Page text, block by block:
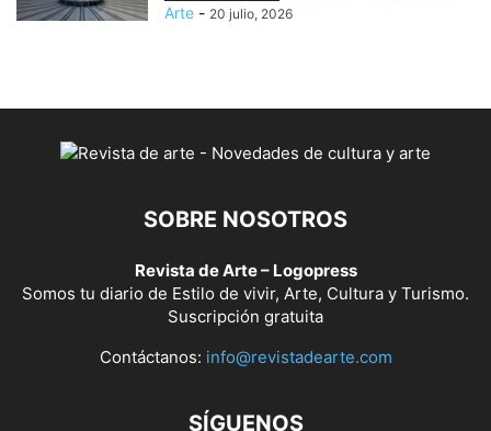
Arte - 20 julio, 2026
SOBRE NOSOTROS
Revista de Arte – Logopress
Somos tu diario de Estilo de vivir, Arte, Cultura y Turismo.
Suscripción gratuita
Contáctanos: info@revistadearte.com
SÍGUENOS